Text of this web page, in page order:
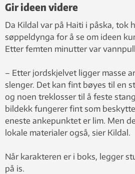
Gir ideen videre
Da Kildal var på Haiti i påska, tok
søppeldynga for å se om ideen
Etter femten minutter var
– Etter jordskjelvet ligger masse
slenger. Det kan fint bøyes til en
og noen treklosser til å feste
bildekk fungerer fint som
eneste ankepunktet er lim. Men
lokale materialer også, sier Kildal.
Når karakteren er i boks, legger
på is.